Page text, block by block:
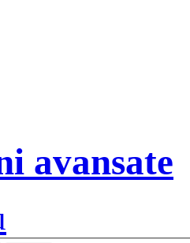
avansate